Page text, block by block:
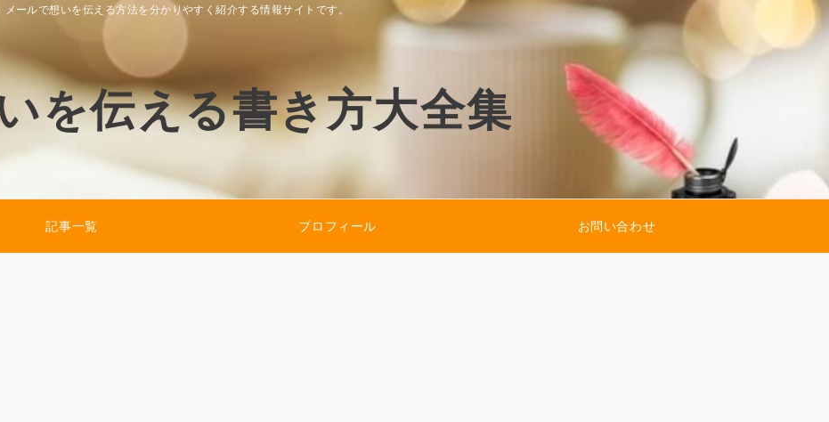
ールで想いを伝える方法を分かりやすく紹介する情報サイトです。
を伝える書き方大全集
記事一覧 プロフィール お問い合わせ